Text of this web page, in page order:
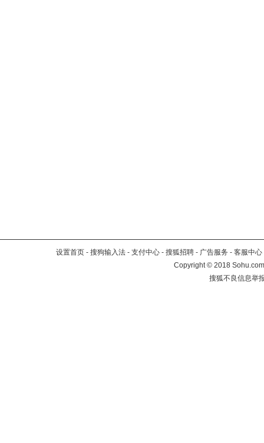
设置首页 - 搜狗输入法 - 支付中心 - 搜狐招聘 - 广告服务 - 客服中心
Copyright©2018
搜狐不良信息举